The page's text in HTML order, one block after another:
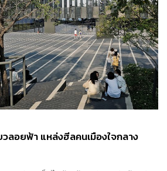
ลอยฟ้า แหล่งฮีลคนเมืองใจกลาง